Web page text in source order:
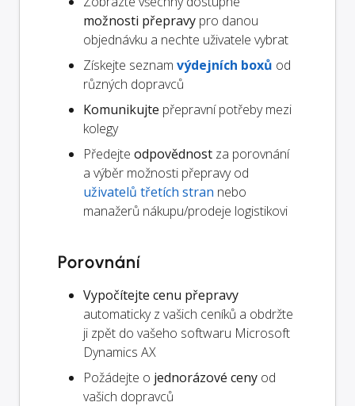
možnosti přepravy pro danou
objednávku a nechte uživatele vybrat
Získejte seznam výdejních boxů od
různých dopravců
Komunikujte přepravní potřeby mezi
kolegy
Předejte odpovědnost za porovnání
a výběr možnosti přepravy od
uživatelů třetích stran nebo
manažerů nákupu/prodeje logistikovi
Porovnání
Vypočítejte cenu přepravy
automaticky z vašich ceníků a obdržte
ji zpět do vašeho softwaru Microsoft
Dynamics AX
Požádejte o jednorázové ceny od
vašich dopravců